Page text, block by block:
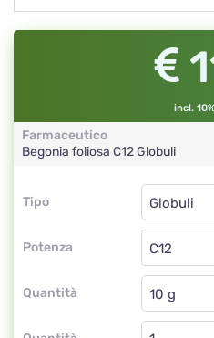
incl.
Farmaceutico
Begonia foliosa C12Globuli
Tipo
Tipo
Potenza
Globuli
C12
Quantità
Globuli